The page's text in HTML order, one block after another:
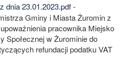
dnia 23.01.2023.pdf-
Gminy i Miasta Żuromin z
pracownika Miejsko
Społecznej w Żurominie do
refundacji podatku VAT